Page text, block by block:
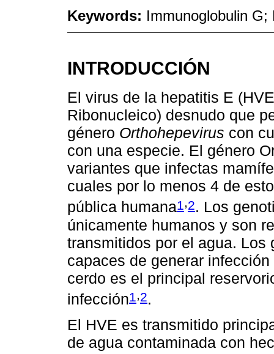
Keywords: Immunoglobulin
INTRODUCCIÓN
El virus de la hepatitis E
Ribonucleico) desnudo que
género Orthohepevirus con
con una especie. El género
variantes que infectas
cuales por lo menos 4 de
pública humana1 ,2. Los
únicamente humanos y son
transmitidos por el agua. Los
capaces de generar
cerdo es el principal
infección1 2.
El HVE es transmitido
de agua contaminada con